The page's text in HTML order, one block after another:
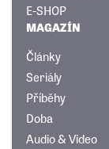
E-SHOP
MAGAZÍN
Články
Seriály
Příběhy
Doba
Audio & Video